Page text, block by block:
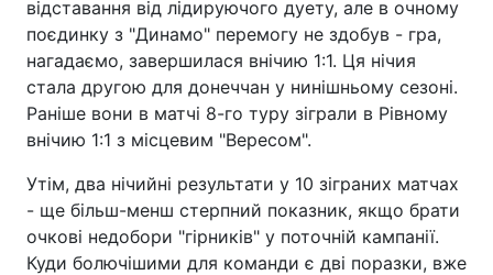
відставання від лідируючого дуету, але в очному
поєдинку з "Динамо" перемогу не здобув - гра,
нагадаємо, завершилася внічию 1:1. Ця нічия
стала другою для донеччан у нинішньому сезоні.
Раніше вони в матчі 8-го туру зіграли в Рівному
внічию 1:1 з місцевим "Вересом".
Утім, два нічийні результати у 10 зіграних матчах
- ще більш-менш стерпний показник, якщо брати
очкові недобори "гірників" у поточній кампанії.
Куди болючішими для команди є дві поразки, вже